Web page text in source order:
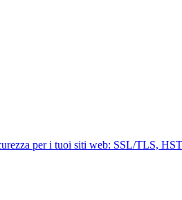
per i tuoi siti web: SSL/TLS,